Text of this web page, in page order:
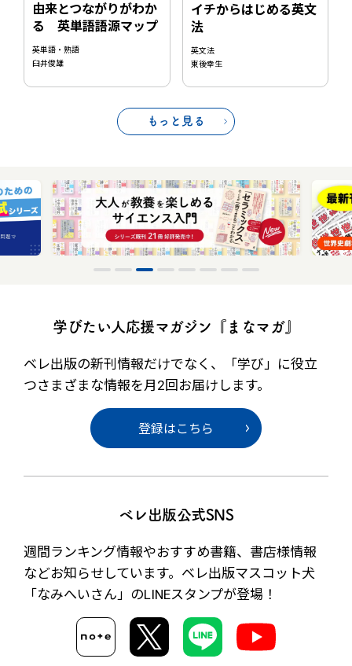
由来とつながりがわか
る 英単語語源マップ
英単語・熟語
臼井俊雄
イチからはじめる英文
法
英文法
東後幸生
もっと見る
学びたい人応援マガジン『まなマガ』
ベレ出版の新刊情報だけでなく、
「学び」に役立
つさまざまな情報を月2回お届けします。
登録はこちら
ベレ出版公式SNS
週間ランキング情報やおすすめ書籍、書店様情報
などお知らせしています。ベレ出版マスコット犬
「なみへいさん」のLINEスタンプが登場！